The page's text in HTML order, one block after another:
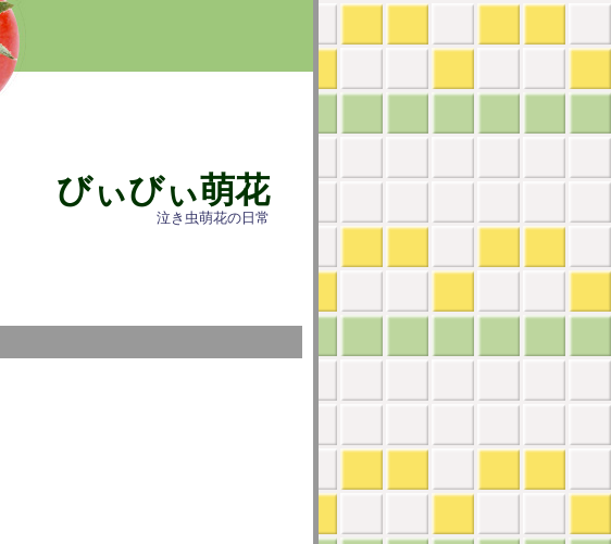
びぃびぃ萌花
泣き虫萌花の日常